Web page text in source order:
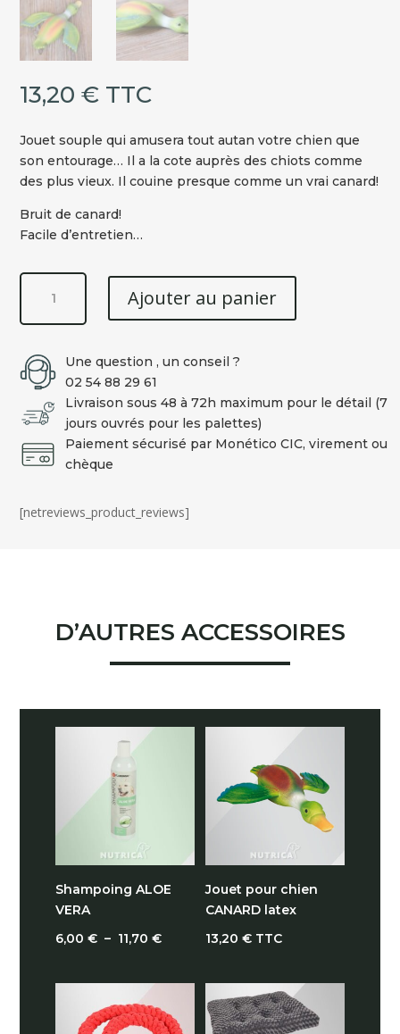
13,20€ TTC
Jouet souple qui amusera tout autan votre chien que
son entourage… Il a la cote auprès des chiots comme
des plus vieux. Il couine presque comme un vrai canard!
Bruit de canard!
Facile d’entretien…
quantité
Jouet
chien
CANARD
latex
Ajouter au panier
Une question , un conseil ?
02 54 88 29 61
Livraison sous 48 à 72h maximum pour le détail (7
jours ouvrés pour les palettes)
Paiement sécurisé par Monético CIC, virement ou
chèque
[netreviews_product_reviews]
D’AUTRES ACCESSOIRES
Shampoing ALOE
VERA
6,00€ – 11,70€Plage
prix :
6,00 €
à
Jouet pour chien
CANARD latex
13,20€ TTC